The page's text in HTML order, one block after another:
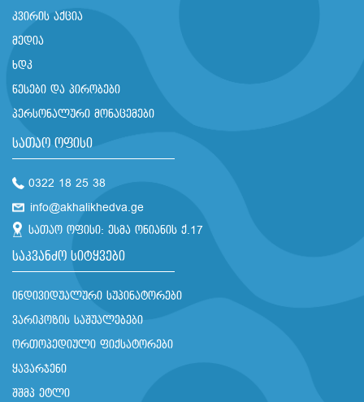
კვირის აქცია
მედია
ხდკ
წესები და პირობები
პერსონალური მონაცემები
სათაო ოფისი
0322 18 25 38
info@akhalikhedva.ge
სათაო ოფისი: ესმა ონიანის ქ.17
საკვანძო სიტყვები
ინდივიდუალური სუპინატორები
ვარიკოზის საშუალებები
ორთოპედიული ფიქსატორები
ყავარჯენი
შშმპ ეტლი